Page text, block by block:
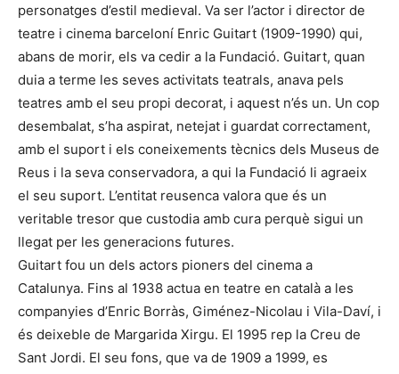
personatges d’estil medieval. Va ser l’actor i director de
teatre i cinema barceloní Enric Guitart (1909-1990) qui,
abans de morir, els va cedir a la Fundació. Guitart, quan
duia a terme les seves activitats teatrals, anava pels
teatres amb el seu propi decorat, i aquest n’és un. Un cop
desembalat, s’ha aspirat, netejat i guardat correctament,
amb el suport i els coneixements tècnics dels Museus de
Reus i la seva conservadora, a qui la Fundació li agraeix
el seu suport. L’entitat reusenca valora que és un
veritable tresor que custodia amb cura perquè sigui un
llegat per les generacions futures.
Guitart fou un dels actors pioners del cinema a
Catalunya. Fins al 1938 actua en teatre en català a les
companyies d’Enric Borràs, Giménez-Nicolau i Vila-Daví, i
és deixeble de Margarida Xirgu. El 1995 rep la Creu de
Sant Jordi. El seu fons, que va de 1909 a 1999, es